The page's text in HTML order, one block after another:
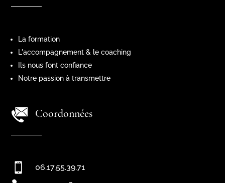
La formation
L'accompagnement & le coaching
Ils nous font confiance
Notre passion à transmettre
Coordonnées
 06.17.55.39.71